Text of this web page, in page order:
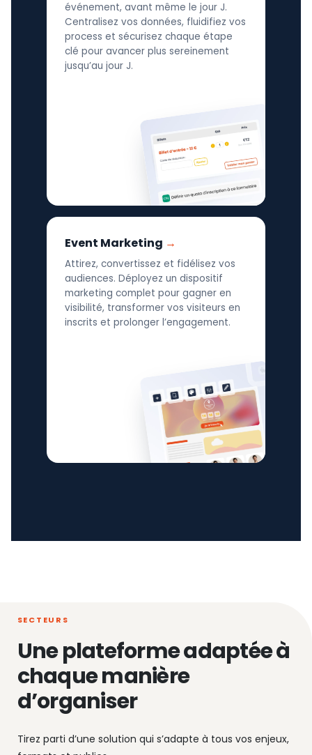
événement, avant même le jour J.
Centralisez vos données, fluidifiez vos
process et sécurisez chaque étape
clé pour avancer plus sereinement
jusqu’au jour J.
Event Marketing
Attirez, convertissez et fidélisez vos
audiences. Déployez un dispositif
marketing complet pour gagner en
visibilité, transformer vos visiteurs en
inscrits et prolonger l’engagement.
SECTEURS
Une plateforme adaptée à
chaque manière
d’organiser
Tirez parti d’une solution qui s’adapte à tous vos enjeux,